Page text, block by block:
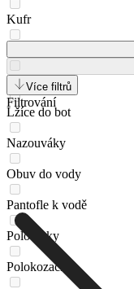
Kufr
Lordsy
Lžíce do bot
Nazouváky
Obuv do vody
Pantofle k vodě
Polobotky
Polokozačky
Více filtrů
Filtrování